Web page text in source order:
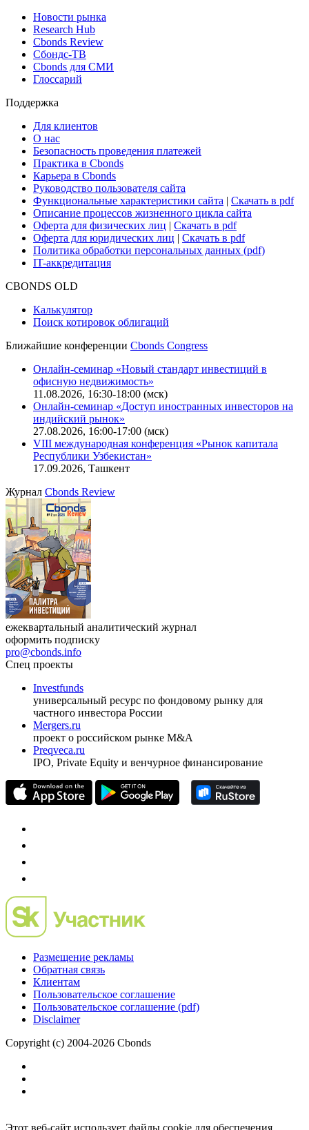
Новости рынка
Research Hub
Cbonds Review
Сбондс-ТВ
Cbonds для СМИ
Глоссарий
Поддержка
Для клиентов
О нас
Безопасность проведения платежей
Практика в Cbonds
Карьера в Cbonds
Руководство пользователя сайта
Функциональные характеристики сайта | Скачать в pdf
Описание процессов жизненного цикла сайта
Оферта для физических лиц | Скачать в pdf
Оферта для юридических лиц | Скачать в pdf
Политика обработки персональных данных (pdf)
IT-аккредитация
CBONDS OLD
Калькулятор
Поиск котировок облигаций
Ближайшие конференции Cbonds Congress
Онлайн-семинар «Новый стандарт инвестиций в
офисную недвижимость»
11.08.2026, 16:30-18:00 (мск)
Онлайн-семинар «Доступ иностранных инвесторов на
индийский рынок»
27.08.2026, 16:00-17:00 (мск)
VIII международная конференция «Рынок капитала
Республики Узбекистан»
17.09.2026, Ташкент
Журнал Cbonds Review
ежеквартальный аналитический журнал
оформить подписку
pro@cbonds.info
Спец проекты
Investfunds
универсальный ресурс по фондовому рынку для
частного инвестора России
Mergers.ru
проект о российском рынке M&A
Preqveca.ru
IPO, Private Equity и венчурное финансирование
Размещение рекламы
Обратная связь
Клиентам
Пользовательское соглашение
Пользовательское соглашение (pdf)
Disclaimer
Copyright (c) 2004-2026 Cbonds
Этот веб-сайт использует файлы cookie для обеспечения